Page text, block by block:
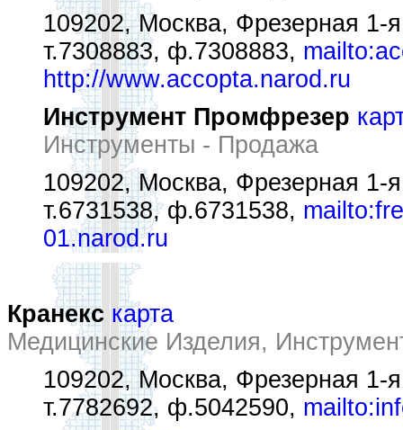
109202, Москва, Фрезерная 1-
т.7308883, ф.7308883,
http://www.accopta.narod.ru
Инструмент Промфрезер
Инструменты - Продажа
109202, Москва, Фрезерная 1-
т.6731538, ф.6731538,
01.narod.ru
Кранекс карта
Медицинские Изделия,
109202, Москва, Фрезерная 1-
т.7782692, ф.5042590,